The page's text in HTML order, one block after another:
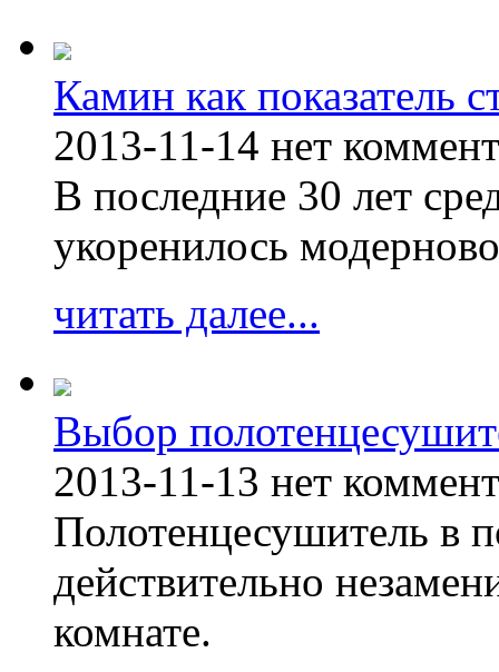
Камин как показатель
2013-11-14 нет
В последние 30 лет
укоренилось
читать далее...
Выбор
2013-11-13 нет
Полотенцесушитель в
действительно
комнате.